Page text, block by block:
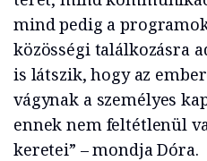
mind pedig a
közösségi találkozásra
is látszik, hogy az
vágynak a személyes
ennek nem feltétlenül
keretei” – mondja Dóra.